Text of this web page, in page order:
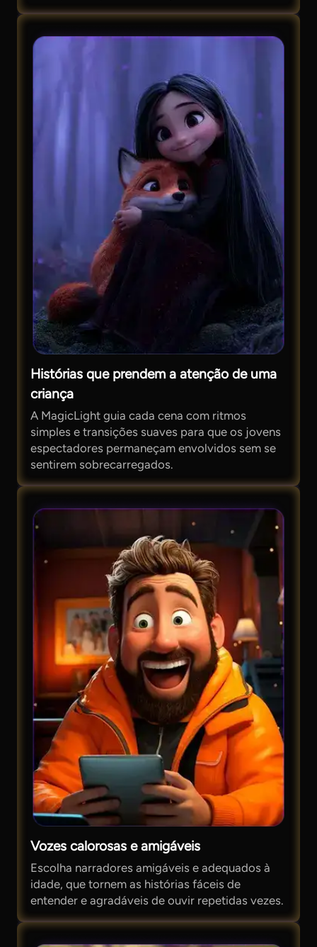
Histórias que prendem a atenção de uma
criança
A MagicLight guia cada cena com ritmos
simples e transições suaves para que os jovens
espectadores permaneçam envolvidos sem se
sentirem sobrecarregados.
Vozes calorosas e amigáveis
Escolha narradores amigáveis ​​e adequados à
idade, que tornem as histórias fáceis de
entender e agradáveis ​​de ouvir repetidas vezes.